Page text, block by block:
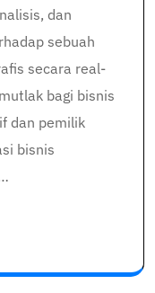
dan
sebuah
secara real-
bagi bisnis
dan pemilik
bisnis